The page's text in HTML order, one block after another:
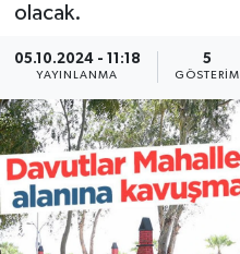
olacak.
05.10.2024 - 11:18
YAYINLANMA
5
GÖSTERIM